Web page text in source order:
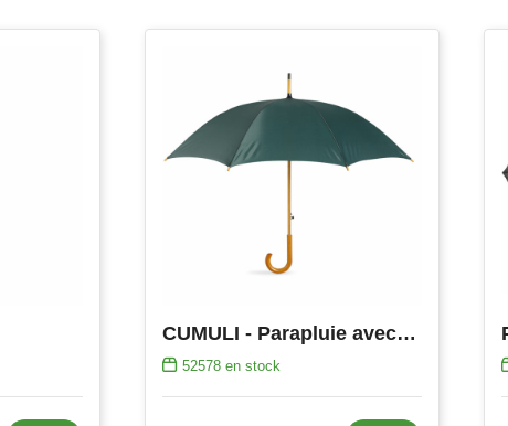
CUMULI - Parapluie avec poignée en bois
52578 en stock